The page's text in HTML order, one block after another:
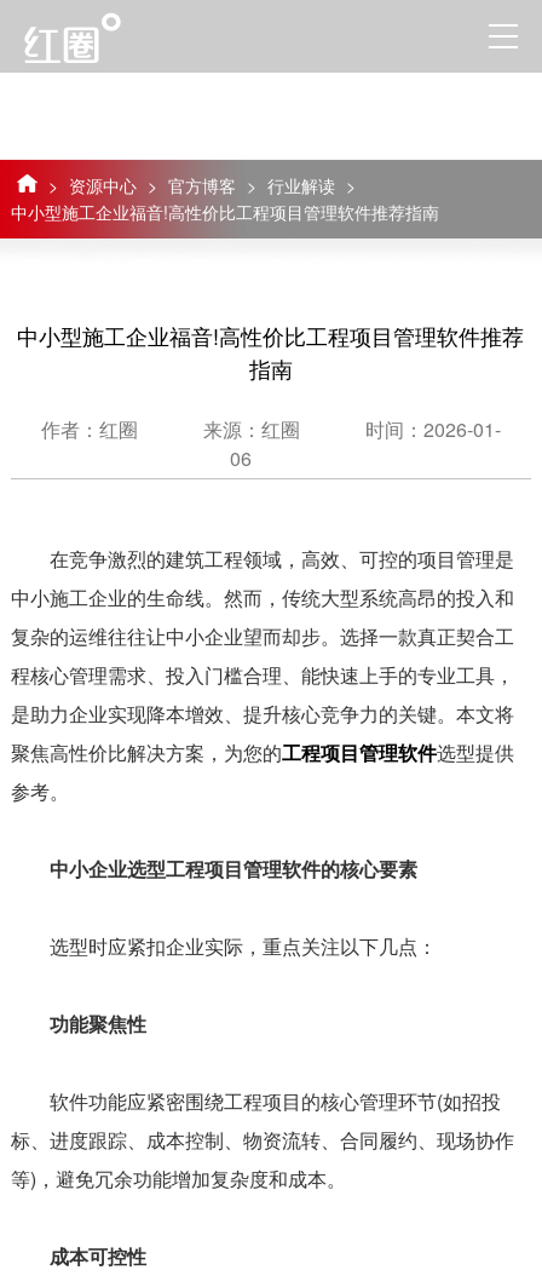
> 资源中心 > 官方博客 > 行业解读 >
中小型施工企业福音!高性价比工程项目管理软件推荐指南
中小型施工企业福音!高性价比工程项目管理软件推荐
指南
作者：红圈 来源：红圈
时间：2026-01-
06
在竞争激烈的建筑工程领域，高效、可控的项目管理是
中小施工企业的生命线。然而，传统大型系统高昂的投入和
复杂的运维往往让中小企业望而却步。选择一款真正契合工
程核心管理需求、投入门槛合理、能快速上手的专业工具，
是助力企业实现降本增效、提升核心竞争力的关键。本文将
聚焦高性价比解决方案，为您的工程项目管理软件选型提供
参考。
中小企业选型工程项目管理软件的核心要素
选型时应紧扣企业实际，重点关注以下几点：
功能聚焦性
软件功能应紧密围绕工程项目的核心管理环节(如招投
标、进度跟踪、成本控制、物资流转、合同履约、现场协作
等)，避免冗余功能增加复杂度和成本。
成本可控性